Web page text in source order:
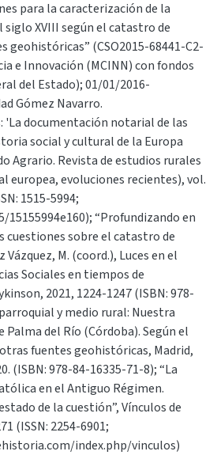
para la caracterización de la
XVIII según el catastro de
geohistóricas” (CSO2015-68441-C2-
e Innovación (MCINN) con fondos
del Estado); 01/01/2016-
Gómez Navarro.
'La documentación notarial de las
social y cultural de la Europa
Agrario. Revista de estudios rurales
europea, evoluciones recientes), vol.
1515-5994;
“Profundizando en
cuestiones sobre el catastro de
Vázquez, M. (coord.), Luces en el
Sociales en tiempos de
2021, 1224-1247 (ISBN: 978-
y medio rural: Nuestra
Palma del Río (Córdoba). Según el
fuentes geohistóricas, Madrid,
(ISBN: 978-84-16335-71-8); “La
en el Antiguo Régimen.
de la cuestión”, Vínculos de
(ISSN: 2254-6901;
index.php/vinculos)